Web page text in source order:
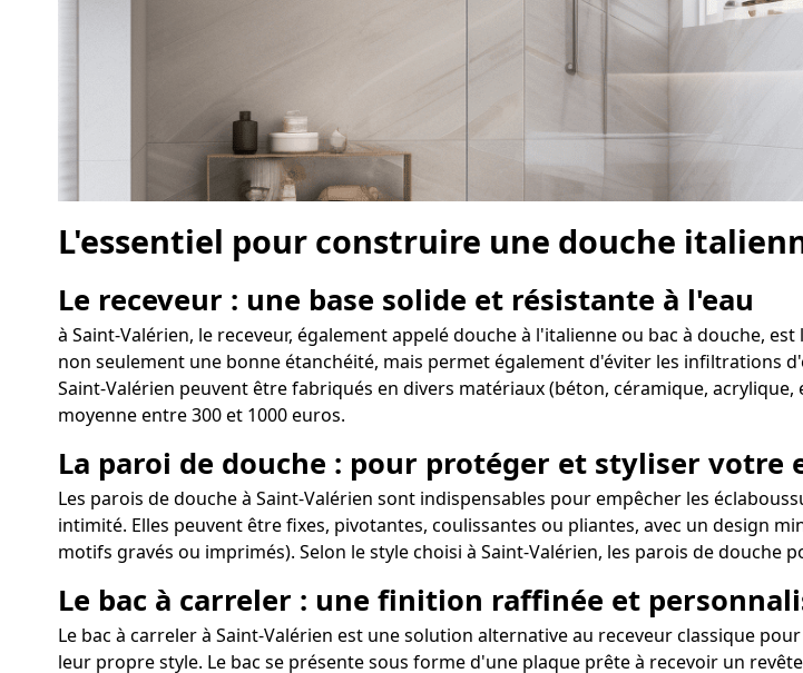
L'essentiel pour construire une douche
Le receveur : une base solide et résistante à l'eau
à Saint-Valérien, le receveur, également appelé douche à l'italienne ou bac à douche,
non seulement une bonne étanchéité, mais permet également d'éviter les infiltrations
Saint-Valérien peuvent être fabriqués en divers matériaux (béton, céramique,
moyenne entre 300 et 1000 euros.
La paroi de douche : pour protéger et styliser votre
Les parois de douche à Saint-Valérien sont indispensables pour empêcher les
intimité. Elles peuvent être fixes, pivotantes, coulissantes ou pliantes, avec un design
motifs gravés ou imprimés). Selon le style choisi à Saint-Valérien, les parois de douche
Le bac à carreler : une finition raffinée et
Le bac à carreler à Saint-Valérien est une solution alternative au receveur classique
leur propre style. Le bac se présente sous forme d'une plaque prête à recevoir un